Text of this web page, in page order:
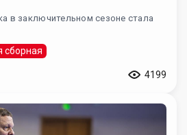
в заключительном сезоне стала
сборная
4199